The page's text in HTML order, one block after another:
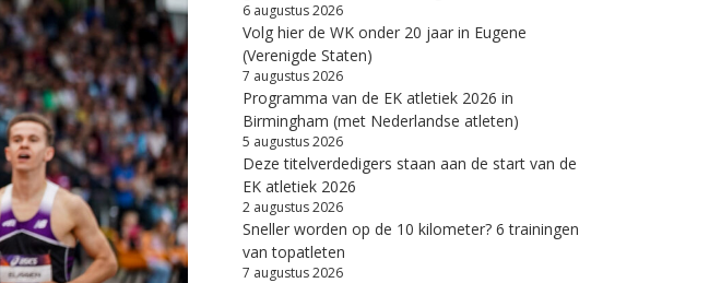
6 augustus 2026
Volg hier de WK onder 20 jaar in Eugene
(Verenigde Staten)
7 augustus 2026
Programma van de EK atletiek 2026 in
Birmingham (met Nederlandse atleten)
5 augustus 2026
Deze titelverdedigers staan aan de start van de
EK atletiek 2026
2 augustus 2026
Sneller worden op de 10 kilometer? 6 trainingen
van topatleten
7 augustus 2026